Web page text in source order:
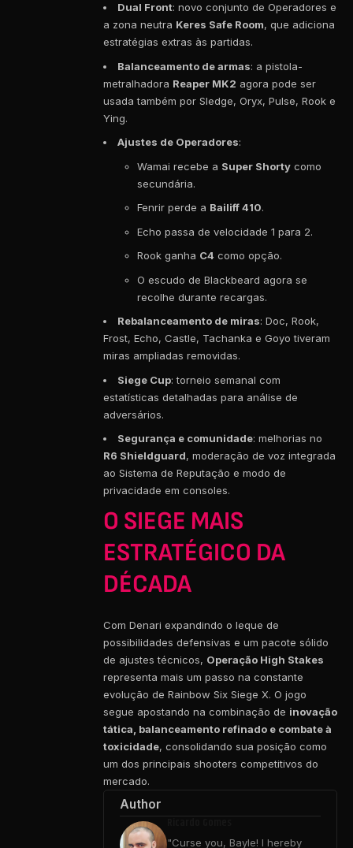
Dual Front: novo conjunto de Operadores e
a zona neutra Keres Safe Room, que adiciona
estratégias extras às partidas.
Balanceamento de armas: a pistola-
metralhadora Reaper MK2 agora pode ser
usada também por Sledge, Oryx, Pulse, Rook e
Ying.
Ajustes de Operadores:
Wamai recebe a Super Shortycomo
secundária.
Fenrir perde a Bailiff 410.
Echo passa de velocidade 1 para 2.
Rook ganha C4 como opção.
O escudo de Blackbeard agora se
recolhe durante recargas.
Rebalanceamento de miras: Doc, Rook,
Frost, Echo, Castle, Tachanka e Goyo tiveram
miras ampliadas removidas.
Siege Cup: torneio semanal com
estatísticas detalhadas para análise de
adversários.
Segurança e comunidade: melhorias no
R6 Shieldguard, moderação de voz integrada
ao Sistema de Reputação e modo de
privacidade em consoles.
O SIEGE MAIS
ESTRATÉGICO DA
DÉCADA
Com Denari expandindo o leque de
possibilidades defensivas e um pacote sólido
de ajustes técnicos, Operação High Stakes
representa mais um passo na constante
evolução de Rainbow Six Siege X. O jogo
segue apostando na combinação de inovação
tática, balanceamento refinado e combate à
toxicidade, consolidando sua posição como
um dos principais shooters competitivos do
mercado.
Author
"Curse you, Bayle! I hereby